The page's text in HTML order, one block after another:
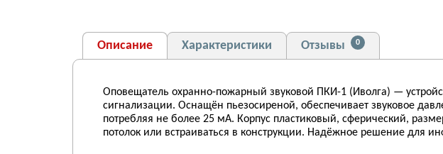
Описание Характеристики Отзывы 0
Оповещатель охранно-пожарный звуковой ПКИ-1 (Иволга) —
сигнализации. Оснащён пьезосиреной, обеспечивает звуковое
потребляя не более 25 мА. Корпус пластиковый, сферический,
потолок или встраиваться в конструкции. Надёжное решение для